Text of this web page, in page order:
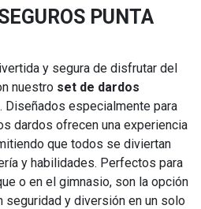
PUNTA
y segura de disfrutar del
nuestro set de dardos
Diseñados especialmente para
dardos ofrecen una experiencia
que todos se diviertan
y habilidades. Perfectos para
o en el gimnasio, son la opción
seguridad y diversión en un solo